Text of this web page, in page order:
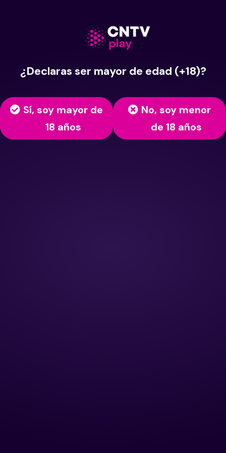
¿Declaras ser mayor de edad (+18)?
Sí, soy mayor de
18 años
No, soy menor
de 18 años